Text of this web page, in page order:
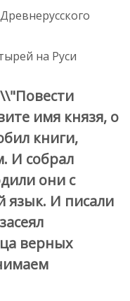
на Руси
имя князя, о
книги,
И собрал
они с
язык. И писали
верных